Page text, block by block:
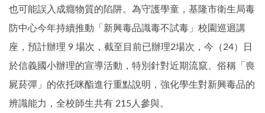
也可能誤入成癮物質的陷阱。為守護學童，基隆市衛生局毒
防中心今年持續推動「新興毒品識毒不試毒」校園巡迴講
座，預計辦理 9 場次，截至目前已辦理2場次，今（24）日
於信義國小辦理的宣導活動，特別針對近期流竄、俗稱「喪
屍菸彈」的依托咪酯進行重點說明，強化學生對新興毒品的
辨識能力，全校師生共有 215人參與。